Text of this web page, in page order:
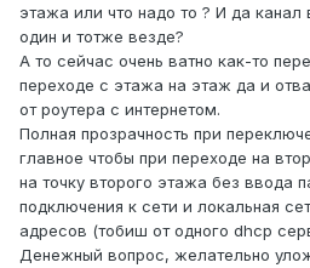
этажа или что надо то ? И да
один и тотже везде?
А то сейчас очень ватно как-то
переходе с этажа на этаж да и
от роутера с интернетом.
Полная прозрачность при
главное чтобы при переходе на
на точку второго этажа без ввода
подключения к сети и локальная
адресов (тобиш от одного dhcp
Денежный вопрос, желательно